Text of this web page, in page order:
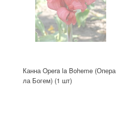
Канна Opera la Boheme (Опера
ла Богем) (1 шт)